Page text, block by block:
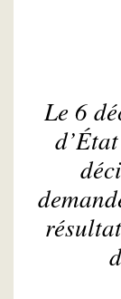
Le 6